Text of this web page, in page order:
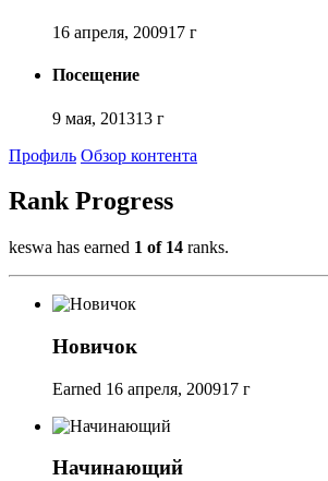
16 апреля, 200917 г
Посещение
9 мая, 201313 г
Профиль Обзор контента
Rank Progress
keswa has earned 1 of 14 ranks.
Новичок
Earned 16 апреля, 200917 г
Начинающий